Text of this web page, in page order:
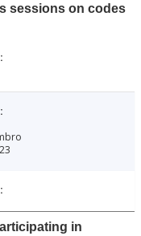
sessions on codes
in